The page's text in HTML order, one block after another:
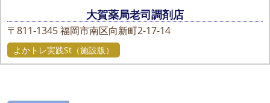
大賀薬局老司調剤店
〒811-1345福岡市南区向新町2-17-14
よかトレ実践St（施設版）